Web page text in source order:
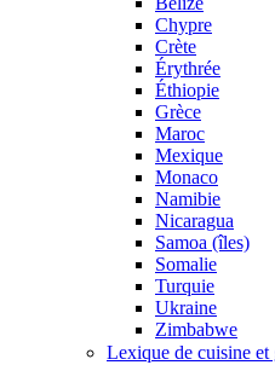
Chypre
Crète
Érythrée
Éthiopie
Grèce
Maroc
Mexique
Monaco
Namibie
Nicaragua
Samoa (îles)
Somalie
Turquie
Ukraine
Zimbabwe
Lexique de cuisine